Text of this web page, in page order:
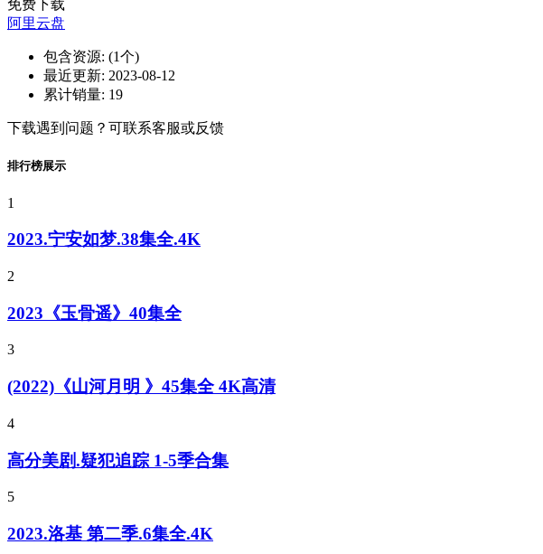
免费下载
阿里云盘
包含资源: (1个)
最近更新: 2023-08-12
累计销量: 19
下载遇到问题？可联系客服或反馈
排行榜展示
1
2023.宁安如梦.38集全.4K
2
2023《玉骨遥》40集全
3
(2022)《山河月明 》45集全 4K高清
4
高分美剧.疑犯追踪 1-5季合集
5
2023.洛基 第二季.6集全.4K